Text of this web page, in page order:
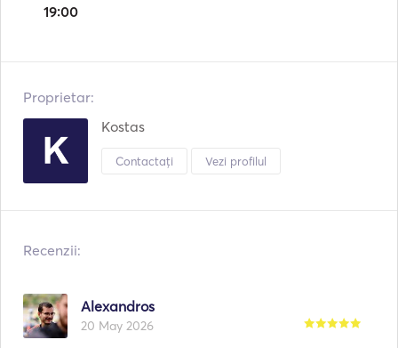
19:00
Proprietar:
Kostas
Contactați Vezi profilul
Recenzii:
Alexandros
20 May 2026